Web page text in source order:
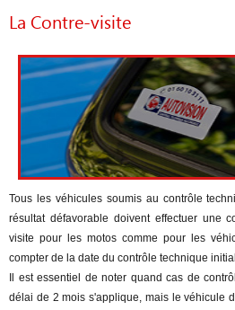
La Contre-visite
Tous les véhicules soumis au contrôle
résultat défavorable doivent effectuer une
visite pour les motos comme pour les
compter de la date du contrôle technique
Il est essentiel de noter quand cas de
délai de 2 mois s'applique, mais le véhicule